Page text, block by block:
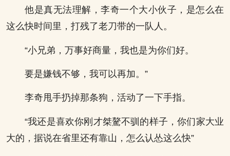
他是真无法理解，李奇一个大小伙子，是怎么在
这么快时间里，打残了老刀带的一队人。
“小兄弟，万事好商量，我也是为你们好。
要是嫌钱不够，我可以再加。”
李奇甩手扔掉那条狗，活动了一下手指。
“我还是喜欢你刚才桀驁不驯的样子，你们家大业
大的，据说在省里还有靠山，怎么认怂这么快”